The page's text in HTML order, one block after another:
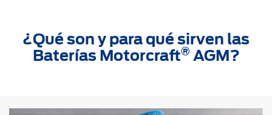
Vehículos
Comerciales
Mantenimiento
Partes
Soporte
¿Qué son y para qué sirven las
Baterías Motorcraft® AGM?